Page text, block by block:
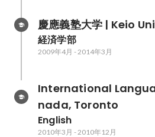
慶應義塾大学 | Keio
経済学部
2009年4月 -2014年3月
International
nada, Toronto
English
2010年3月 -2010年12月